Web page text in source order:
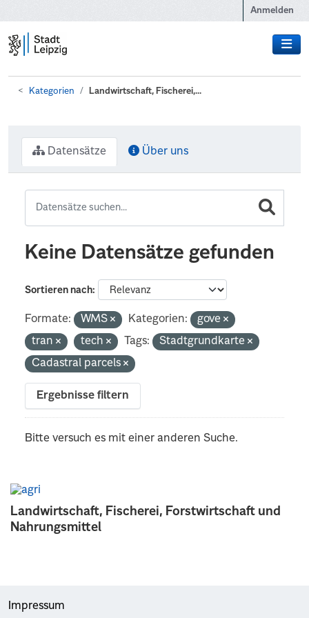
Anmelden
Kategorien Landwirtschaft, Fischerei,...
Landwirtschaft, Fischerei, Forstwirtschaft und
Nahrungsmittel
Datensätze Über uns
Keine Datensätze gefunden
Sortieren nach
Formate: WMS Kategorien:
gove
tran
tech Tags:
Stadtgrundkarte
Cadastral parcels
Ergebnisse filtern
Bitte versuch es mit einer anderen Suche.
Impressum